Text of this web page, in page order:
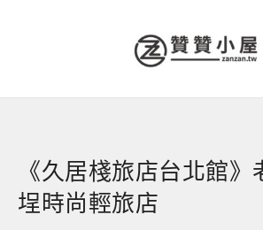
《久居棧旅店台北館》
埕時尚輕旅店